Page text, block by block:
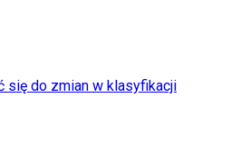
się do zmian w klasyfikacji